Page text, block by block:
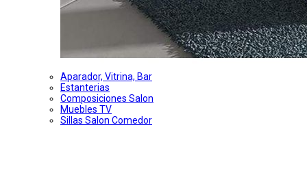
Aparador, Vitrina, Bar
Estanterias
Composiciones Salon
Muebles TV
Sillas Salon Comedor